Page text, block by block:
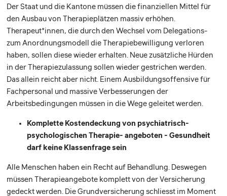
Der Staat und die Kantone müssen die finanziellen Mittel für
den Ausbau von Therapieplätzen massiv erhöhen.
Therapeut*innen, die durch den Wechsel vom Delegations-
zum Anordnungsmodell die Therapiebewilligung verloren
haben, sollen diese wieder erhalten. Neue zusätzliche Hürden
in der Therapiezulassung sollen wieder gestrichen werden.
Das allein reicht aber nicht. Einem Ausbildungsoffensive für
Fachpersonal und massive Verbesserungen der
Arbeitsbedingungen müssen in die Wege geleitet werden.
Komplette Kostendeckung von psychiatrisch-
psychologischen Therapie- angeboten - Gesundheit
darf keine Klassenfrage sein
Alle Menschen haben ein Recht auf Behandlung. Deswegen
müssen Therapieangebote komplett von der Versicherung
gedeckt werden. Die Grundversicherung schliesst im Moment